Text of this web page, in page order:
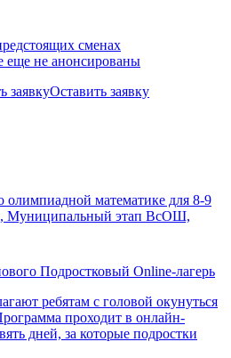
сменах
еще не анонсированы
заявкуОставить заявку
математике для 8-9
Муниципальный этап ВсОШ,
Подростковый Online-лагерь
ребятам с головой окунуться
проходит в онлайн-
дней, за которые подростки